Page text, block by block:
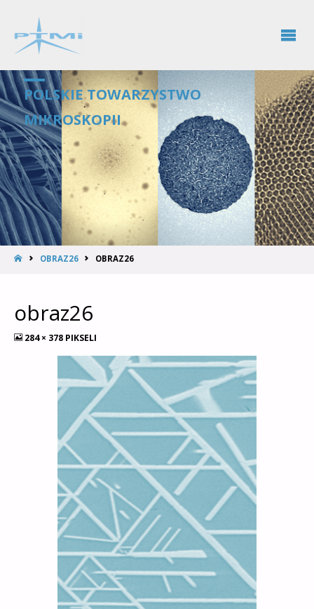
POLSKIE TOWARZYSTWO
MIKROSKOPII
OBRAZ26 OBRAZ26
obraz26
284 × 378 PIKSELI